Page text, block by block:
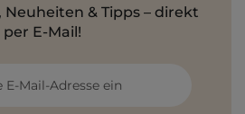
Neuheiten & Tipps – direkt
per E-Mail!
E-Mail-Adresse ein